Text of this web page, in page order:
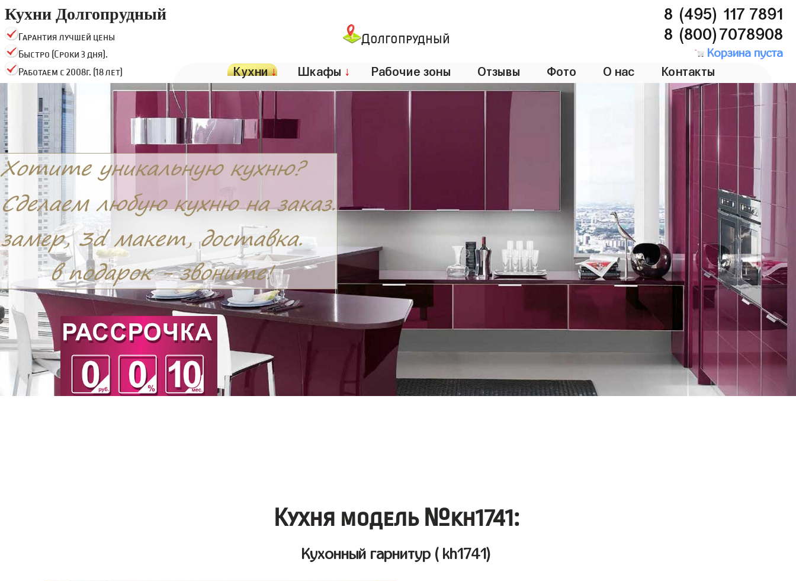
Кухни Долгопрудный
Гарантия лучшей цены
Быстро (Сроки 3 дня).
Работаем с 2008г. (18 лет)
Долгопрудный
8 (495) 117 7891
8 (800)7078908
Корзина пуста
Кухни↓ Шкафы ↓ Рабочие зоны Отзывы Фото О нас Контакты
Кухня модель №kh1741:
Кухонный гарнитур ( kh1741)